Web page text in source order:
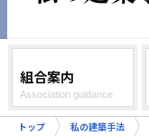
組合案内
Association guidance
トップ 私の建築手法